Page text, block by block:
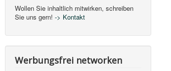
Wollen Sie inhaltlich mitwirken, schreiben
Sie uns gern!-> Kontakt
Werbungsfrei networken